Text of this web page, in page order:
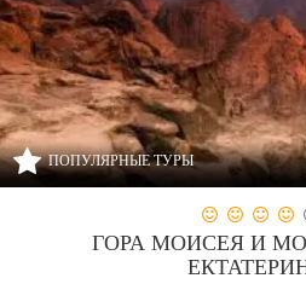
ПОПУЛЯРНЫЕ ТУРЫ
ГОРА МОИСЕЯ И